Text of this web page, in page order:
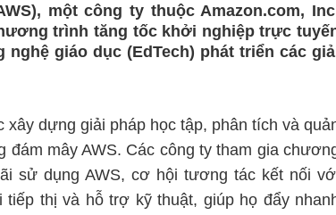
một công ty thuộc Amazon.com,
trình tăng tốc khởi nghiệp trực
giáo dục (EdTech) phát triển các
dựng giải pháp học tập, phân tích và
mây AWS. Các công ty tham gia
sử dụng AWS, cơ hội tương tác kết nối
thị và hỗ trợ kỹ thuật, giúp họ đẩy